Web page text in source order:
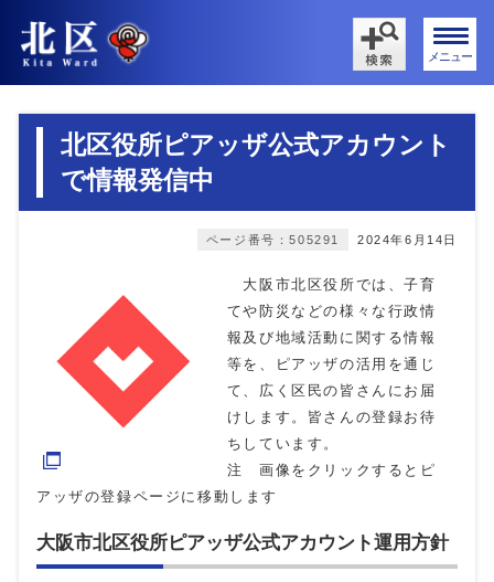
メニュー
北区役所ピアッザ公式アカウント
で情報発信中
2024年6月14日
ページ番号：505291
大阪市北区役所では、子育
てや防災などの様々な行政情
報及び地域活動に関する情報
等を、ピアッザの活用を通じ
て、広く区民の皆さんにお届
けします。皆さんの登録お待
ちしています。
注 画像をクリックするとピ
アッザの登録ページに移動します
大阪市北区役所ピアッザ公式アカウント運用方針